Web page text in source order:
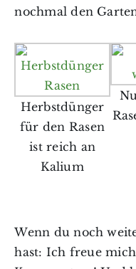
nochmal den
Herbstdünger
für den Rasen
ist reich an
Kalium
Wenn du noch
hast: Ich freue